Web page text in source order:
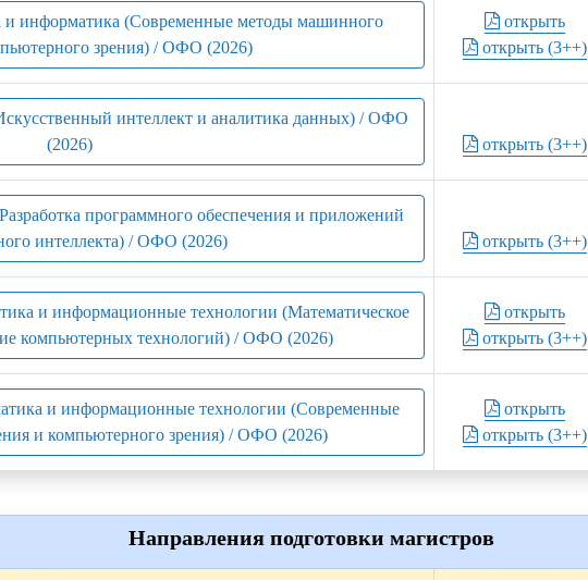
и информатика (Современные методы машинного
зрения) / ОФО (2026)
открыть
открыть (3++)
интеллект и аналитика данных) / ОФО
(2026)
открыть (3++)
программного обеспечения и приложений
интеллекта) / ОФО (2026)
открыть (3++)
и информационные технологии (Математическое
компьютерных технологий) / ОФО (2026)
открыть
открыть (3++)
и информационные технологии (Современные
и компьютерного зрения) / ОФО (2026)
открыть
открыть (3++)
Направления подготовки магистров